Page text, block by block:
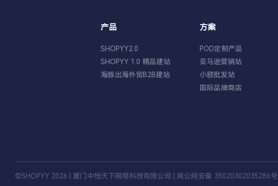
产品
SHOPYY2.0
SHOPYY 1.0 精品建站
海豚出海外贸B2B建站
方案
POD定制产品
亚马逊营销站
小额批发站
国际品牌商店
©SHOPYY 2026 | 厦门中恒天下网络科技有限公司 | 闽公网安备 35020302035286号